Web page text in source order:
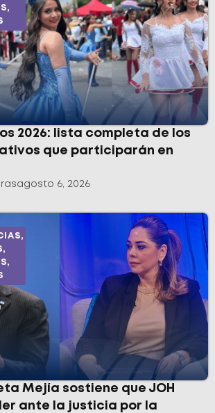
,
2026: lista completa de los
que participarán en
agosto 6, 2026
,
,
,
Mejía sostiene que JOH
ante la justicia por la